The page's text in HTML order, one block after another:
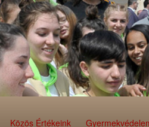
Közös Értékeink